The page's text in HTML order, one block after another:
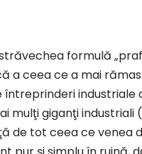
formulă
a ceea ce a mai
industriale
mulţi giganţi
de tot ceea ce venea